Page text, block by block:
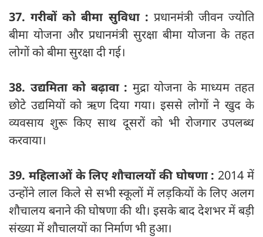
37. गरीबों को बीमा सुविधा : प्रधानमंत्री जीवन ज्योति
बीमा योजना और प्रधानमंत्री सुरक्षा बीमा योजना के तहत
लोगों को बीमा सुरक्षा दी गई।
38. उद्यमिता को बढ़ावा : मुद्रा योजना के माध्यम तहत
छोटे उद्यमियों को ऋण दिया गया। इससे लोगों ने खुद के
व्यवसाय शुरू किए साथ दूसरों को भी रोजगार उपलब्ध
करवाया।
39. महिलाओं के लिए शौचालयों की घोषणा : 2014 में
उन्होंने लाल किले से सभी स्कूलों में लड़कियों के लिए अलग
शौचालय बनाने की घोषणा की थी। इसके बाद देशभर में बड़ी
संख्‍या में शौचालयों का निर्माण भी हुआ।